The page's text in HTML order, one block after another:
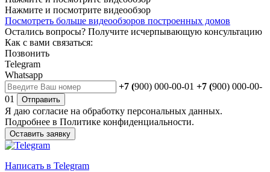
Нажмите и посмотрите видеообзор
Посмотреть больше видеообзоров построенных домов
Остались вопросы? Получите исчерпывающую консультацию
Как с вами связаться:
Позвонить
Telegram
Whatsapp
+7 (900) 000-00-01 +7 (900) 000-00-
01
Отправить
Я даю согласие на обработку персональных данных.
Подробнее в Политике конфиденциальности.
Оставить заявку
Написать в Telegram